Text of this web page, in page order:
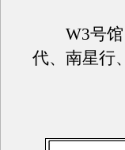
W3号馆
代、南星行